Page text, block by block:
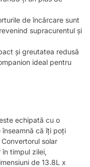
de încărcare sunt
supracurentul și
și greutatea redusă
ideal pentru
echipată cu o
că îți poți
solar
timpul zilei,
de 13.8L x